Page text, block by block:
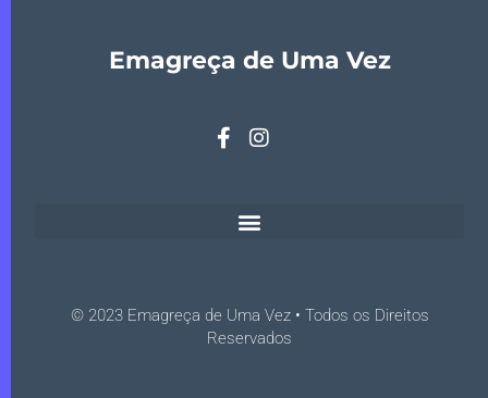
Emagreça de Uma Vez
© 2023 Emagreça de Uma Vez • Todos os Direitos
Reservados